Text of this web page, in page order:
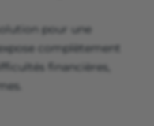
pour une
complètement
financières,